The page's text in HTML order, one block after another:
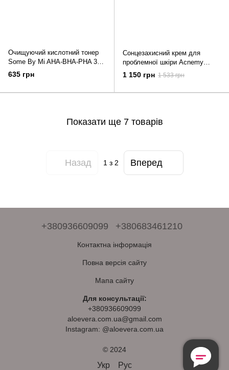
Очищуючий кислотний тонер
Some By Mi AHA-BHA-PHA 30
Days Miracle Toner 150 мл
635 грн
Сонцезахисний крем для
проблемної шкіри Acnemy
ZITCONTROL 2-in-1 SPF 50
Sunscreen + Acne Treatment 40
1 150 грн 1 533 грн
Показати ще 7 товарів
Назад 1з 2 Вперед
+380936609099 +380683461210
Контактна інформація
Повна версія сайту
Мапа сайту
Для консультації:
+380936609099
aloevera.com.ua@gmail.com
Instagram: @aloevera.com.ua
© 2024
Укр Рус
Безкоштовна
Консультація